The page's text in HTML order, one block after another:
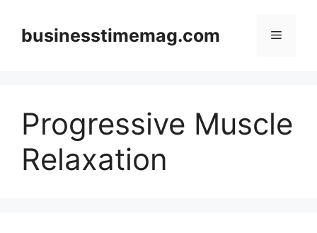
contentbusinesstimemag.com Menu
Progressive Muscle
Relaxation